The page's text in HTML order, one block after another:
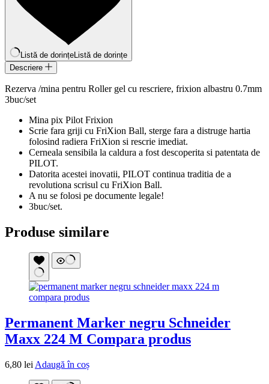
Listă de dorințeListă de dorințe
Descriere
Rezerva /mina pentru Roller gel cu rescriere, frixion albastru 0.7mm
3buc/set
Mina pix Pilot Frixion
Scrie fara griji cu FriXion Ball, sterge fara a distruge hartia
folosind radiera FriXion si rescrie imediat.
Cerneala sensibila la caldura a fost descoperita si patentata de
PILOT.
Datorita acestei inovatii, PILOT continua traditia de a
revolutiona scrisul cu FriXion Ball.
A nu se folosi pe documente legale!
3buc/set.
Produse similare
Permanent Marker negru Schneider
Maxx 224 M Compara produs
6,80 lei Adaugă în coș